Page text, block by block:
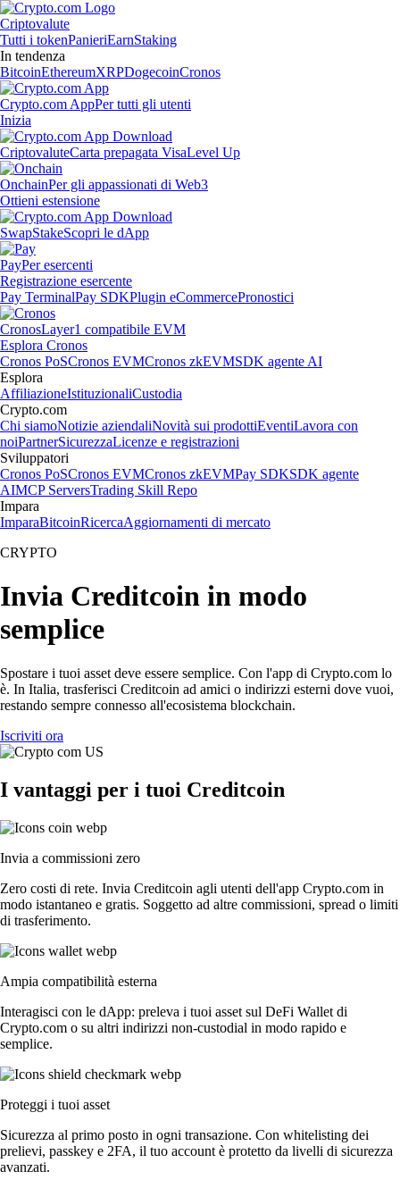
Criptovalute
Tutti i tokenPanieriEarnStaking
In tendenza
BitcoinEthereumXRPDogecoinCronos
Crypto.com AppPer tutti gli utenti
Inizia
CriptovaluteCarta prepagata VisaLevel Up
OnchainPer gli appassionati di Web3
Ottieni estensione
SwapStakeScopri le dApp
PayPer esercenti
Registrazione esercente
Pay TerminalPay SDKPlugin eCommercePronostici
CronosLayer1 compatibile EVM
Esplora Cronos
Cronos PoSCronos EVMCronos zkEVMSDK agente AI
Esplora
AffiliazioneIstituzionaliCustodia
Crypto.com
Chi siamoNotizie aziendaliNovità sui prodottiEventiLavora con
noiPartnerSicurezzaLicenze e registrazioni
Sviluppatori
Cronos PoSCronos EVMCronos zkEVMPay SDKSDK agente
AIMCP ServersTrading Skill Repo
Impara
ImparaBitcoinRicercaAggiornamenti di mercato
CRYPTO
Invia Creditcoin in modo
semplice
Spostare i tuoi asset deve essere semplice. Con l'app di Crypto.com lo
è. In Italia, trasferisci Creditcoin ad amici o indirizzi esterni dove vuoi,
restando sempre connesso all'ecosistema blockchain.
Iscriviti ora
I vantaggi per i tuoi Creditcoin
Invia a commissioni zero
Zero costi di rete. Invia Creditcoin agli utenti dell'app Crypto.com in
modo istantaneo e gratis. Soggetto ad altre commissioni, spread o limiti
di trasferimento.
Ampia compatibilità esterna
Interagisci con le dApp: preleva i tuoi asset sul DeFi Wallet di
Crypto.com o su altri indirizzi non-custodial in modo rapido e
semplice.
Proteggi i tuoi asset
Sicurezza al primo posto in ogni transazione. Con whitelisting dei
prelievi, passkey e 2FA, il tuo account è protetto da livelli di sicurezza
avanzati.